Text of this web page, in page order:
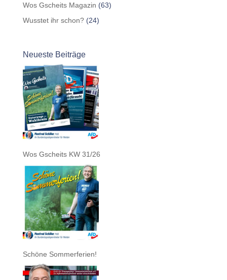
Wos Gscheits Magazin (63)
Wusstet ihr schon?(24)
Neueste Beiträge
Wos Gscheits KW 31/26
Schöne Sommerferien!